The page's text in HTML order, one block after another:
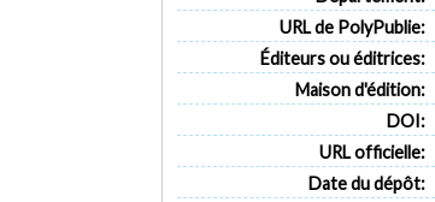
URL de PolyPublie:
Éditeurs ou éditrices:
Maison d'édition:
DOI:
URL officielle:
Date du dépôt: